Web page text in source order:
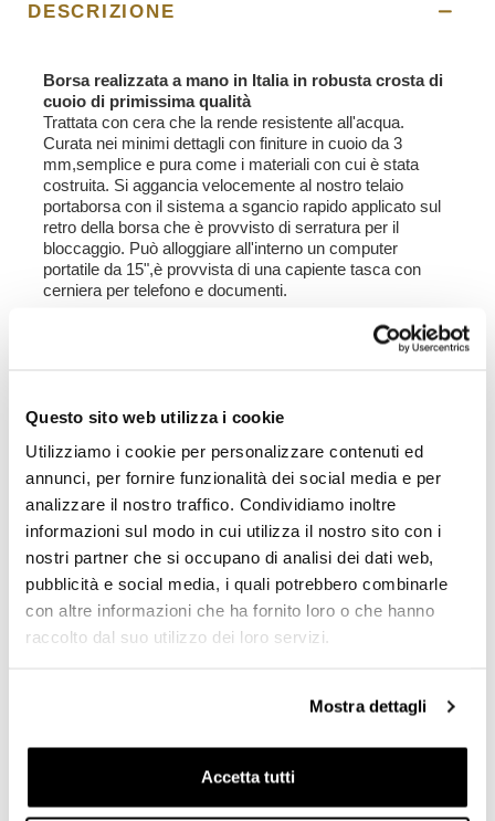
Questo sito web utilizza i cookie
Utilizziamo i cookie per personalizzare contenuti ed
annunci, per fornire funzionalità dei social media e per
analizzare il nostro traffico. Condividiamo inoltre
informazioni sul modo in cui utilizza il nostro sito con i
nostri partner che si occupano di analisi dei dati web,
pubblicità e social media, i quali potrebbero combinarle
con altre informazioni che ha fornito loro o che hanno
raccolto dal suo utilizzo dei loro servizi.
Mostra dettagli
Accetta tutti
DESCRIZIONE
Borsa realizzata a mano in Italia in robusta crosta di
cuoio di primissima qualità
Trattata con cera che la rende resistente all'acqua.
Curata nei minimi dettagli con finiture in cuoio da 3
mm,semplice e pura come i materiali con cui è stata
costruita. Si aggancia velocemente al nostro telaio
portaborsa con il sistema a sgancio rapido applicato sul
retro della borsa che è provvisto di serratura per il
bloccaggio. Può alloggiare all'interno un computer
portatile da 15",è provvista di una capiente tasca con
cerniera per telefono e documenti.
Altezza cm 32, allungabile in altezza fino a cm 45,
larghezza cm 24 profondità cm 13.
10L - 14L
2,20kg
Telaio destro per borse con aggancio rapido
realizzato in acciaio trattato con finitura nero opaco
a polveri epossidiche.
Disegnato per integrarsi perfettamente con il resto della
bordo.
NB: Compatibile con BMW R12